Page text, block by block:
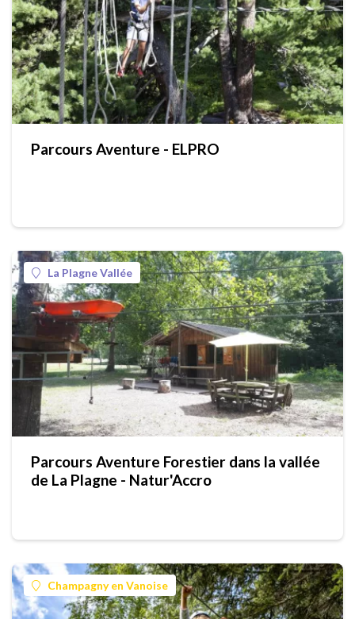
Parcours Aventure - ELPRO
La Plagne Vallée
Parcours Aventure Forestier dans la vallée
de La Plagne - Natur'Accro
Champagny en Vanoise